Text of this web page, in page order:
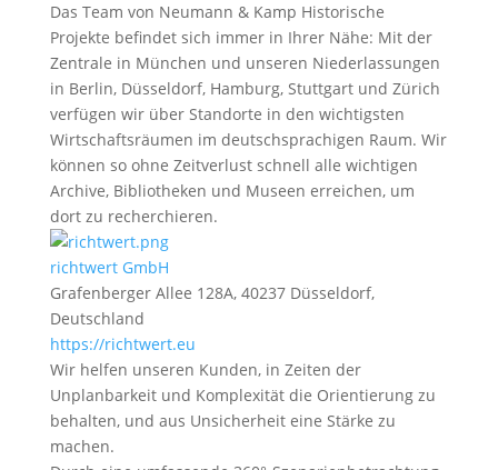
Das Team von Neumann & Kamp Historische
Projekte befindet sich immer in Ihrer Nähe: Mit der
Zentrale in München und unseren Niederlassungen
in Berlin, Düsseldorf, Hamburg, Stuttgart und Zürich
verfügen wir über Standorte in den wichtigsten
Wirtschaftsräumen im deutschsprachigen Raum. Wir
können so ohne Zeitverlust schnell alle wichtigen
Archive, Bibliotheken und Museen erreichen, um
dort zu recherchieren.
richtwert GmbH
Grafenberger Allee 128A, 40237 Düsseldorf,
Deutschland
https://richtwert.eu
Wir helfen unseren Kunden, in Zeiten der
Unplanbarkeit und Komplexität die Orientierung zu
behalten, und aus Unsicherheit eine Stärke zu
machen.